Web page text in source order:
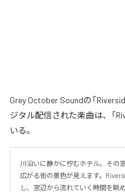
Grey October Soundの「
ジタル配信された楽曲は、「
いる。
川沿いに静かに佇むホテル。その
広がる街の景色が見えます。
し、窓辺から流れていく時間を眺